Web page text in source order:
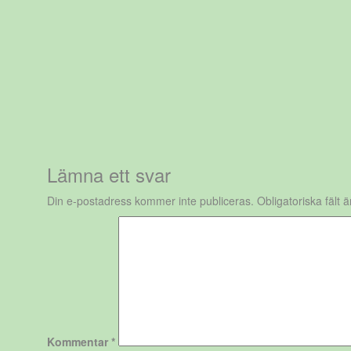
Lämna ett svar
Din e-postadress kommer inte publiceras. Obligatoriska fält
Kommentar *